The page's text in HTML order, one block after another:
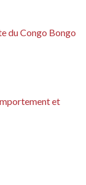
du Congo Bongo
et